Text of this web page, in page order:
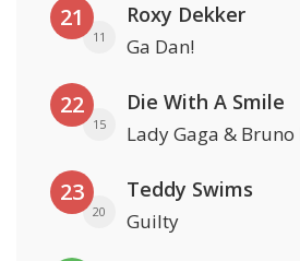
21
11
Roxy Dekker
Ga Dan!
22
15
Die With A Smile
Lady Gaga &
23
20
Teddy Swims
Guilty